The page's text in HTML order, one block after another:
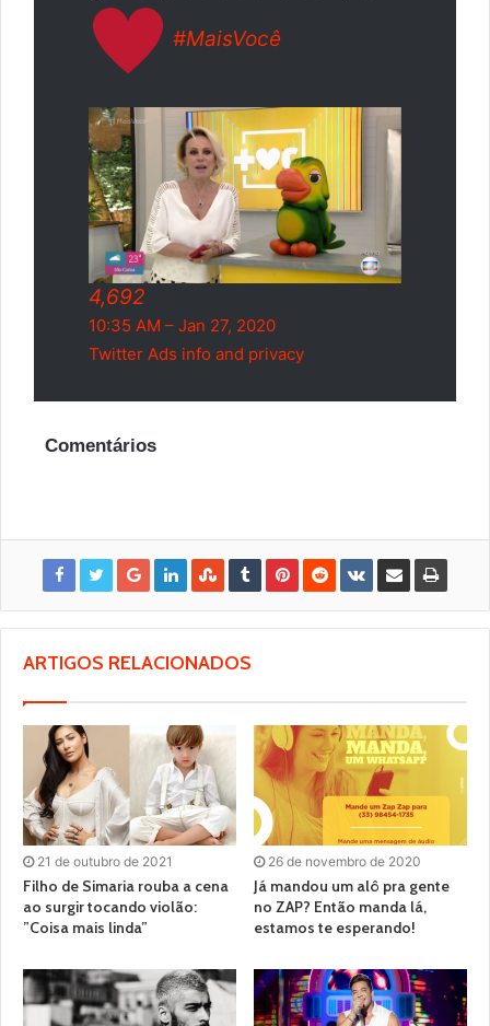
#MaisVocê
4,692
10:35 AM – Jan 27, 2020
Twitter Ads info and privacy
Comentários
ARTIGOS RELACIONADOS
21 de outubro de 2021
Filho de Simaria rouba a cena
ao surgir tocando violão:
”Coisa mais linda”
26 de novembro de 2020
Já mandou um alô pra gente
no ZAP? Então manda lá,
estamos te esperando!